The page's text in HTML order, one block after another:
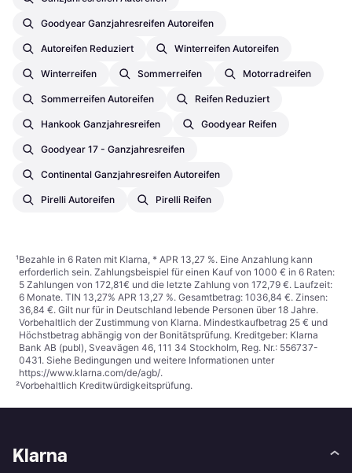
Goodyear Ganzjahresreifen Autoreifen
Autoreifen Reduziert Winterreifen Autoreifen
Winterreifen Sommerreifen Motorradreifen
Sommerreifen Autoreifen Reifen Reduziert
Hankook Ganzjahresreifen Goodyear Reifen
Goodyear 17 - Ganzjahresreifen
Continental Ganzjahresreifen Autoreifen
Pirelli Autoreifen Pirelli Reifen
¹Bezahle in 6 Raten mit Klarna, * APR 13,27 %. Eine Anzahlung kann
erforderlich sein. Zahlungsbeispiel für einen Kauf von 1000 € in 6 Raten:
5 Zahlungen von 172,81€ und die letzte Zahlung von 172,79 €. Laufzeit:
6 Monate. TIN 13,27% APR 13,27 %. Gesamtbetrag: 1036,84 €. Zinsen:
36,84 €. Gilt nur für in Deutschland lebende Personen über 18 Jahre.
Vorbehaltlich der Zustimmung von Klarna. Mindestkaufbetrag 25 € und
Höchstbetrag abhängig von der Bonitätsprüfung. Kreditgeber: Klarna
Bank AB (publ), Sveavägen 46, 111 34 Stockholm, Reg. Nr.: 556737-
0431. Siehe Bedingungen und weitere Informationen unter
https://www.klarna.com/de/agb/.
²Vorbehaltlich Kreditwürdigkeitsprüfung.
Klarna